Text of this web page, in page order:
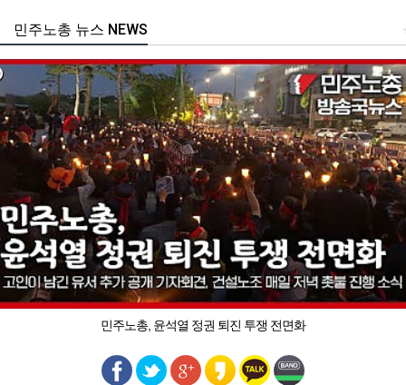
주노총 뉴스 NEWS
민주노총, 윤석열 정권 퇴진 투쟁 전면화